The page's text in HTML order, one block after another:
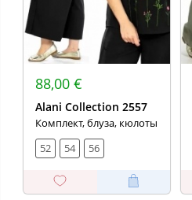
88,00 €
Alani Collection 2557
Комплект, блуза, кюлоты
52
54 56